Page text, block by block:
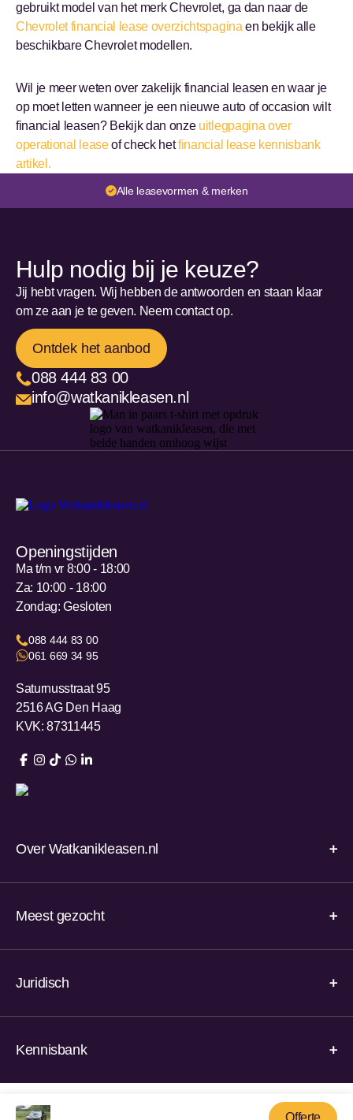
Offerte
gebruikt model van het merk Chevrolet, ga dan naar de
Chevrolet financial lease overzichtspagina en bekijk alle
beschikbare Chevrolet modellen.
Wil je meer weten over zakelijk financial leasen en waar je
op moet letten wanneer je een nieuwe auto of occasion wilt
financial leasen? Bekijk dan onze uitlegpagina over
operational leaseof check hetfinancial lease kennisbank
artikel.
Alle leasevormen & merken
Hulp nodig bij je keuze?
Jij hebt vragen. Wij hebben de antwoorden en staan klaar
om ze aan je te geven. Neem contact op.
Ontdek het aanbod
088 444 83 00
info@watkanikleasen.nl
Openingstijden
Ma t/m vr 8:00 - 18:00
Za: 10:00 - 18:00
Zondag: Gesloten
088 444 83 00
061 669 34 95
Saturnusstraat 95
2516 AG Den Haag
KVK: 87311445
Over Watkanikleasen.nl
Meest gezocht
Juridisch
Kennisbank